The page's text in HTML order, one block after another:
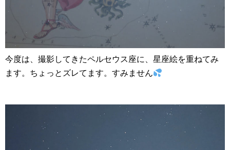
今度は、撮影してきたペルセウス座に、星座絵を重ねてみ
ます。ちょっとズレてます。すみません